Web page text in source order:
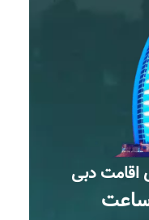
اقامت دبى